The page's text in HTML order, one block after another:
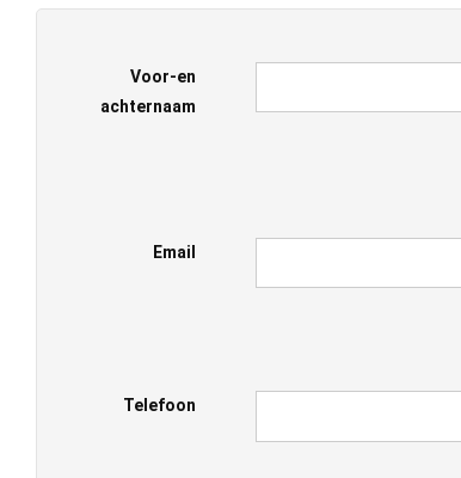
Voor-en
achternaam
Email
Telefoon